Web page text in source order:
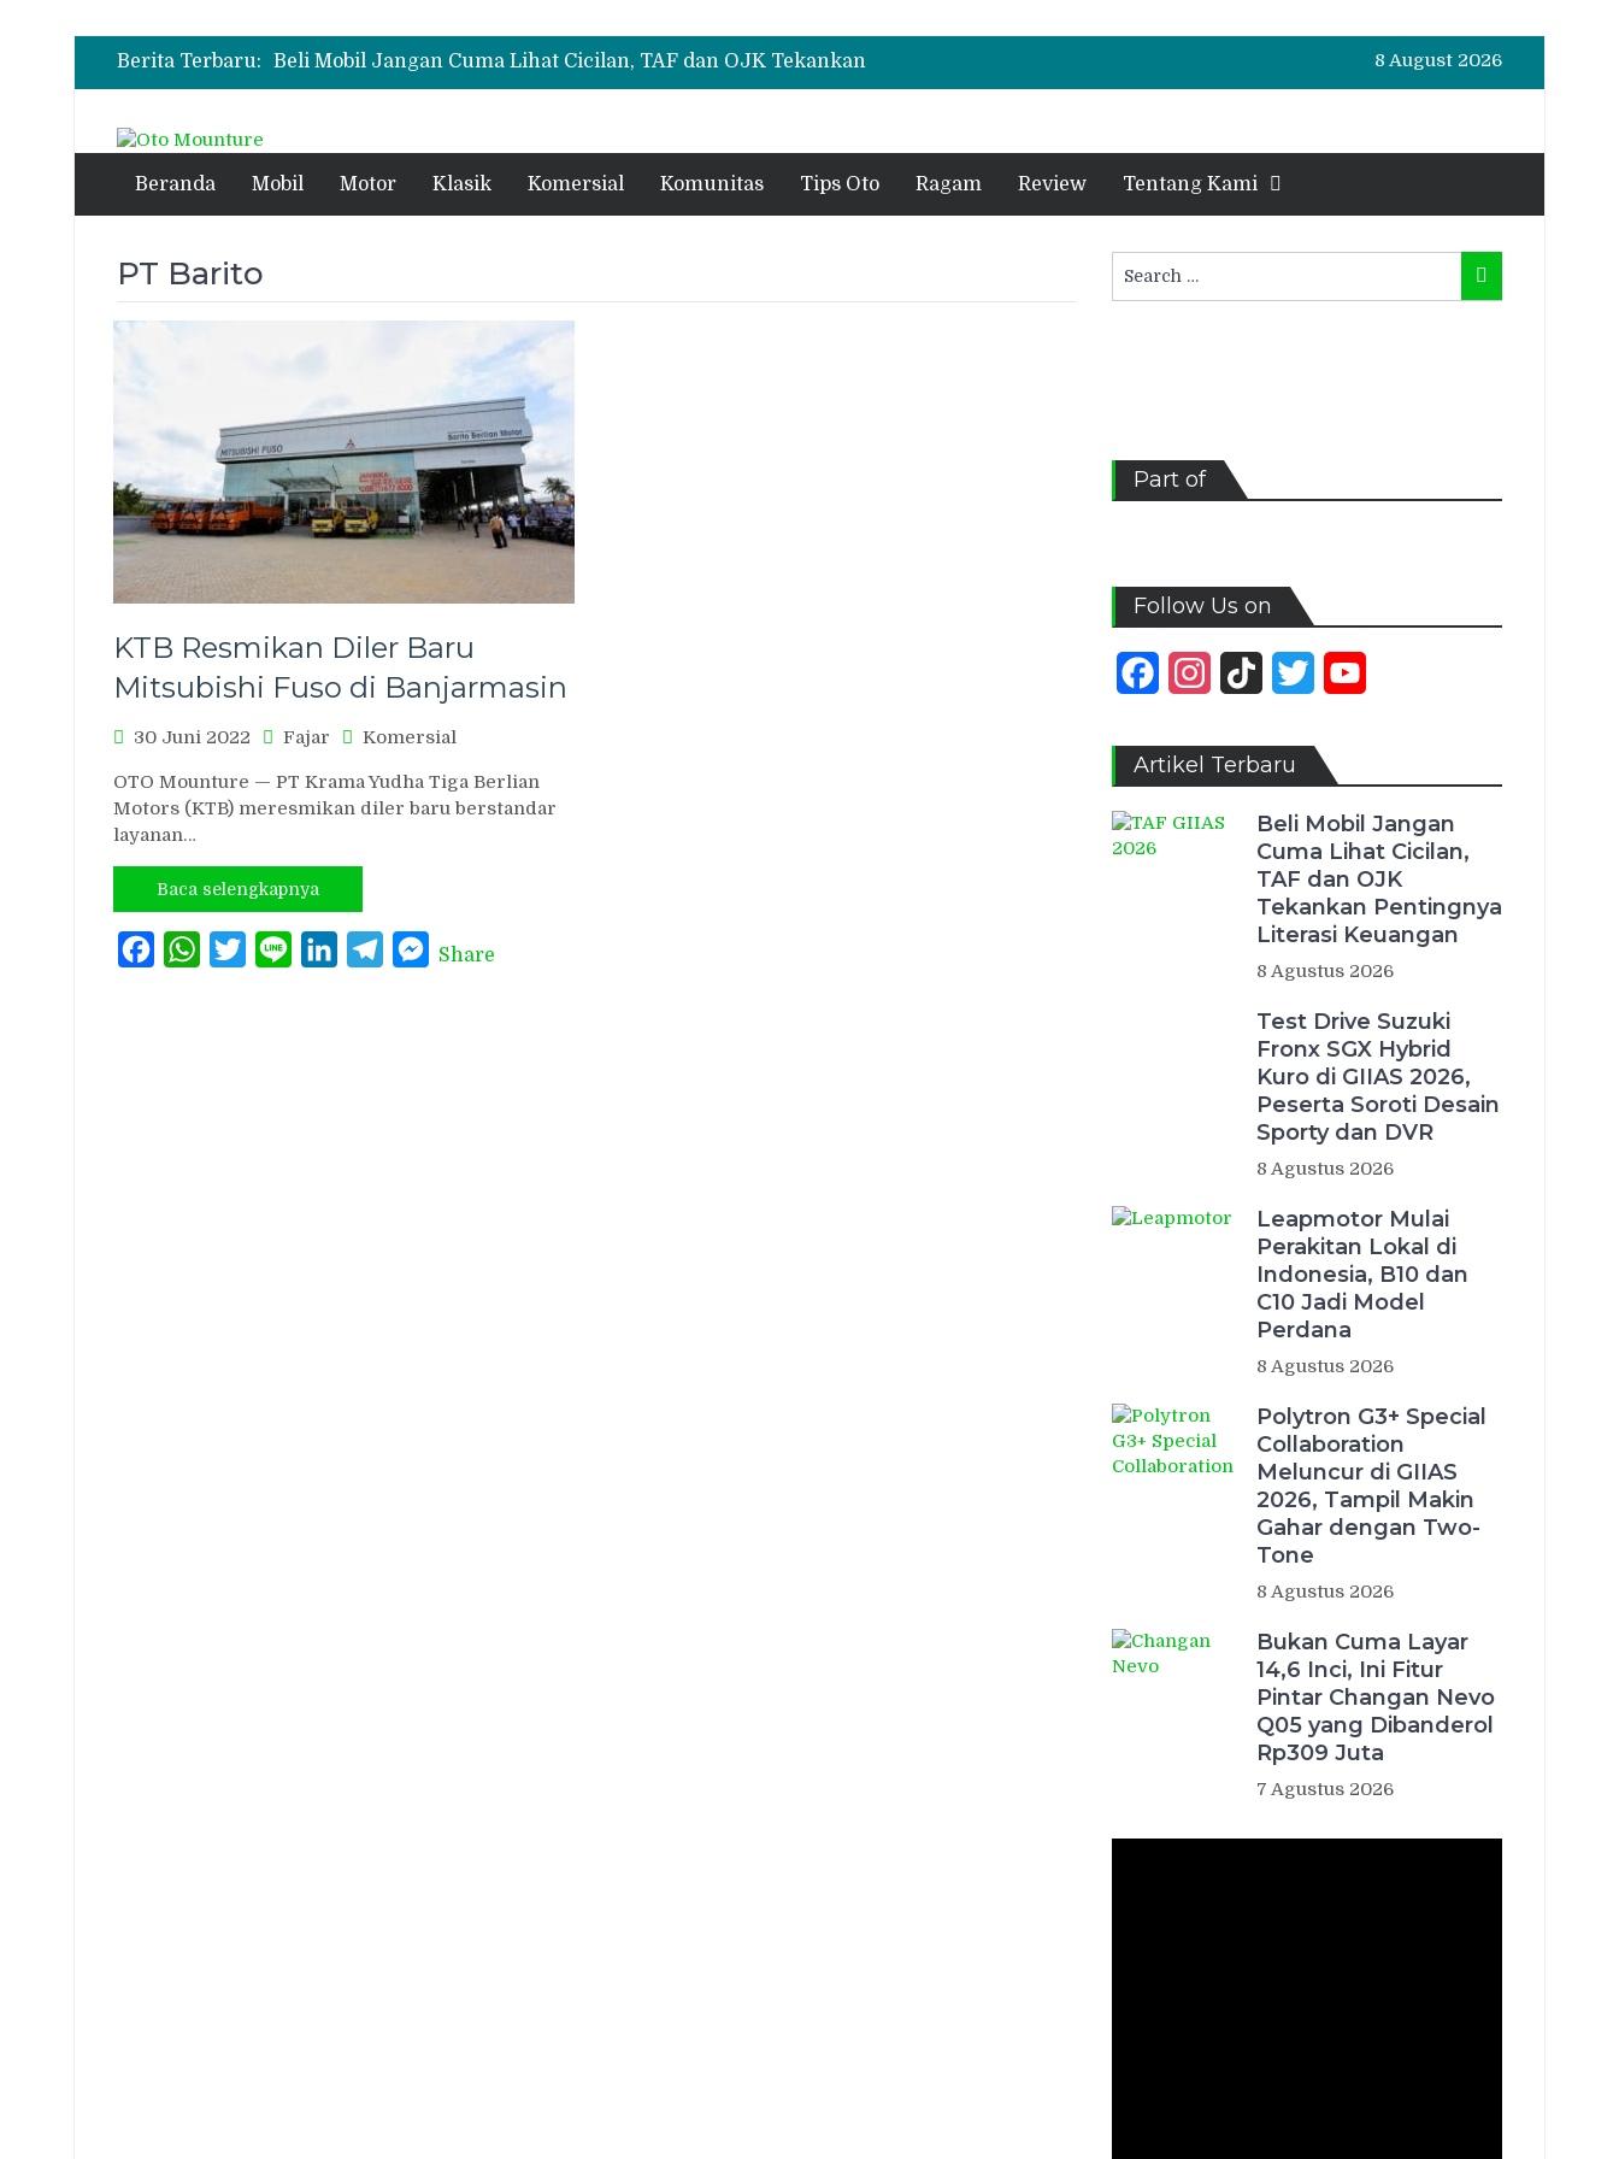
Berita Terbaru:
Beli Mobil Jangan Cuma Lihat Cicilan, TAF dan OJK Tekankan
Pentingnya Literasi Keuangan
Perdana
8 August 2026
Beranda Mobil Motor Klasik Komersial Komunitas Tips Oto Ragam Review Tentang Kami
PT Barito
KTB Resmikan Diler Baru
Mitsubishi Fuso di Banjarmasin
30 Juni 2022 Fajar Komersial
OTO Mounture — PT Krama Yudha Tiga Berlian
Motors (KTB) meresmikan diler baru berstandar
layanan…
Baca selengkapnya
FacebookWhatsAppTwitterLine LinkedInTelegramMessenger
Share
for:
Search
Part of
Follow Us on
FacebookInstagram
TikTok Twitter
Artikel Terbaru
Beli Mobil Jangan
Cuma Lihat Cicilan,
TAF dan OJK
Tekankan Pentingnya
Literasi Keuangan
8 Agustus 2026
Test Drive Suzuki
Fronx SGX Hybrid
Kuro di GIIAS 2026,
Peserta Soroti Desain
Sporty dan DVR
8 Agustus 2026
Leapmotor Mulai
Perakitan Lokal di
Indonesia, B10 dan
C10 Jadi Model
Perdana
8 Agustus 2026
Polytron G3+ Special
Collaboration
Meluncur di GIIAS
2026, Tampil Makin
Gahar dengan Two-
Tone
8 Agustus 2026
Bukan Cuma Layar
14,6 Inci, Ini Fitur
Pintar Changan Nevo
Q05 yang Dibanderol
Rp309 Juta
7 Agustus 2026